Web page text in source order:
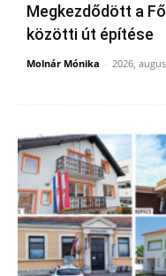
Megkezdődött a
közötti út építése
Molnár Mónika - 2026,